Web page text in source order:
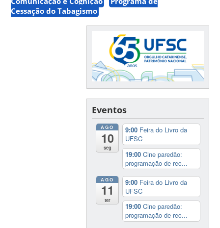
Cessação do Tabagismo
Eventos
AGO
10
seg
9:00 Feira do Livro da
UFSC
19:00Cine paredão:
programação de rec...
AGO
11
ter
9:00 Feira do Livro da
UFSC
19:00Cine paredão:
programação de rec...